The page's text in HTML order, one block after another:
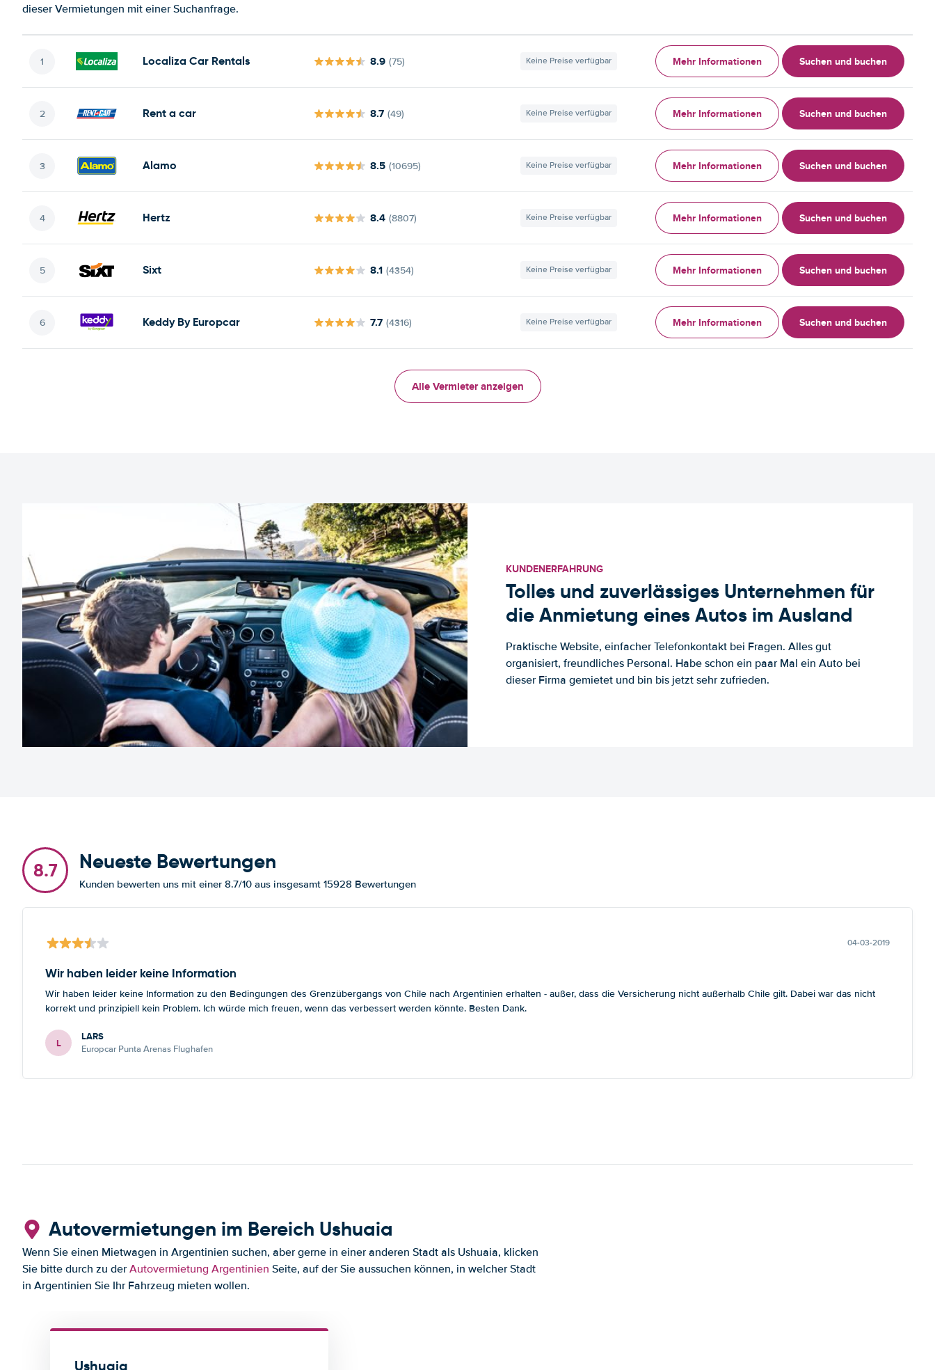
dieser Vermietungen mit einer Suchanfrage.
Localiza Car Rentals 8.9 (75) Keine Preise verfügbar Mehr Informationen Suchen und buchen
Rent a car 8.7 (49) Keine Preise verfügbar Mehr Informationen Suchen und buchen
Alamo 8.5 (10695) Keine Preise verfügbar Mehr Informationen Suchen und buchen
Hertz 8.4 (8807) Keine Preise verfügbar Mehr Informationen Suchen und buchen
Sixt 8.1 (4354) Keine Preise verfügbar Mehr Informationen Suchen und buchen
Keddy By Europcar 7.7 (4316) Keine Preise verfügbar Mehr Informationen Suchen und buchen
Alle Vermieter anzeigen
KUNDENERFAHRUNG
Tolles und zuverlässiges Unternehmen für
die Anmietung eines Autos im Ausland
Praktische Website, einfacher Telefonkontakt bei Fragen. Alles gut
organisiert, freundliches Personal. Habe schon ein paar Mal ein Auto bei
dieser Firma gemietet und bin bis jetzt sehr zufrieden.
8.7 Neueste Bewertungen
Kunden bewerten uns mit einer 8.7/10 aus insgesamt 15928 Bewertungen
04-03-2019
Wir haben leider keine Information
Wir haben leider keine Information zu den Bedingungen des Grenzübergangs von Chile nach Argentinien erhalten - außer, dass die Versicherung nicht außerhalb Chile gilt. Dabei war das nicht
korrekt und prinzipiell kein Problem. Ich würde mich freuen, wenn das verbessert werden könnte. Besten Dank.
L LARS
Europcar Punta Arenas Flughafen
Autovermietungen im Bereich Ushuaia
Wenn Sie einen Mietwagen in Argentinien suchen, aber gerne in einer anderen Stadt als Ushuaia, klicken
Sie bitte durch zu derAutovermietung Argentinien Seite, auf der Sie aussuchen können, in welcher Stadt
in Argentinien Sie Ihr Fahrzeug mieten wollen.
Ushuaia